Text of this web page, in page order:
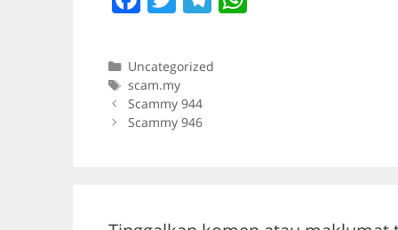
c
e
b
itt
er
e
gr
Categories
Uncategorized
Tags
scam.my
Scammy 944
Scammy 946